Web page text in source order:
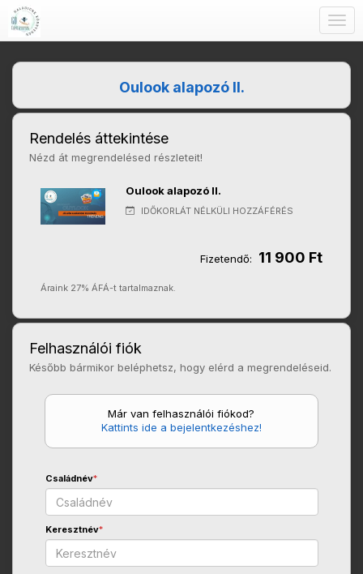
Oulook alapozó II.
Rendelés áttekintése
Nézd át megrendelésed részleteit!
Oulook alapozó II.
IDŐKORLÁT NÉLKÜLI HOZZÁFÉRÉS
Fizetendő: 11 900 Ft
Áraink 27% ÁFÁ-t tartalmaznak.
Felhasználói fiók
Később bármikor beléphetsz, hogy elérd a megrendeléseid.
Már van felhasználói fiókod?
Kattints ide a bejelentkezéshez!
Családnév*
Keresztnév*